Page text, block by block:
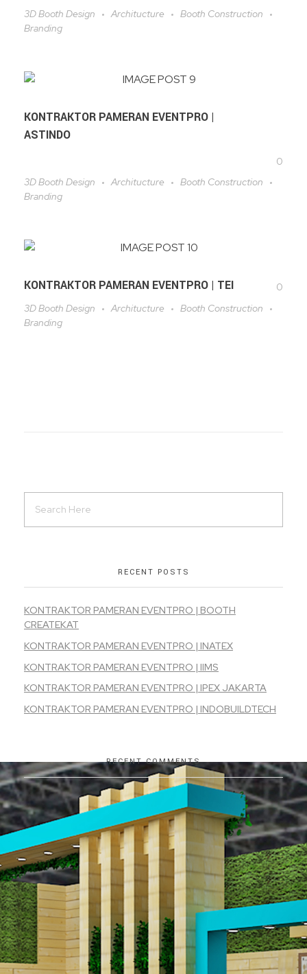
3D Booth Design
Architucture
Booth Construction
Branding
KONTRAKTOR PAMERAN EVENTPRO |
ASTINDO
0
3D Booth Design
Architucture
Booth Construction
Branding
KONTRAKTOR PAMERAN EVENTPRO | TEI
0
3D Booth Design
Architucture
Booth Construction
Branding
RECENT POSTS
KONTRAKTOR PAMERAN EVENTPRO | BOOTH
CREATEKAT
KONTRAKTOR PAMERAN EVENTPRO | INATEX
KONTRAKTOR PAMERAN EVENTPRO | IIMS
KONTRAKTOR PAMERAN EVENTPRO | IPEX JAKARTA
KONTRAKTOR PAMERAN EVENTPRO | INDOBUILDTECH
RECENT COMMENTS